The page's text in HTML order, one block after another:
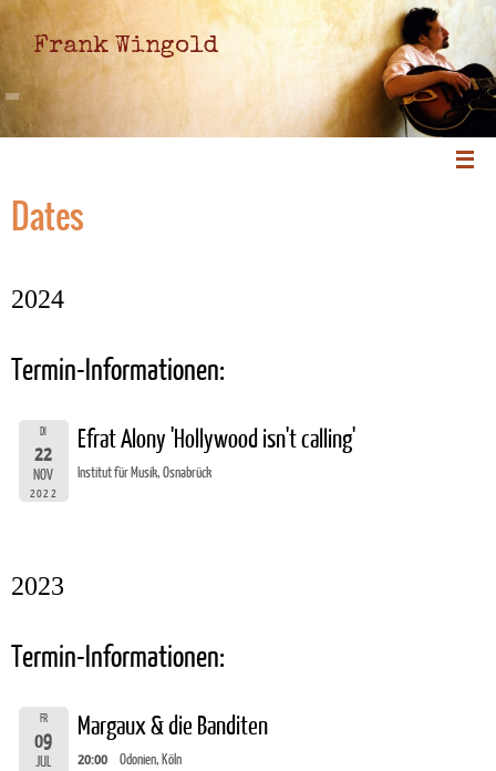
Frank Wingold
Dates
2024
Termin-Informationen:
DI
22
NOV
2022
Efrat Alony 'Hollywood isn't calling'
Institut für Musik, Osnabrück
2023
Termin-Informationen:
FR
09
JUL
Margaux & die Banditen
20:00 Odonien, Köln